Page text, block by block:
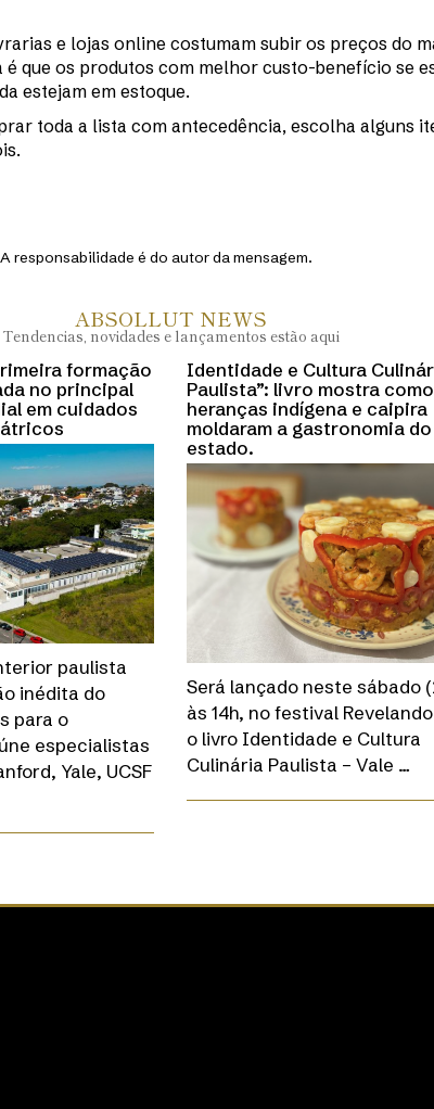
e lojas online costumam subir os preços do
que os produtos com melhor custo-benefício se
estejam em estoque.
toda a lista com antecedência, escolha alguns
responsabilidade é do autor da mensagem.
ABSOLLUT NEWS
Tendencias, novidades e lançamentos estão aqui
formação
no principal
em cuidados
paulista
inédita do
para o
especialistas
Yale, UCSF
Identidade e Cultura
Paulista”: livro mostra
heranças indígena e caipira
moldaram a gastronomia do
estado.
Será lançado neste sábado
às 14h, no festival Revelando
o livro Identidade e Cultura
Culinária Paulista – Vale …